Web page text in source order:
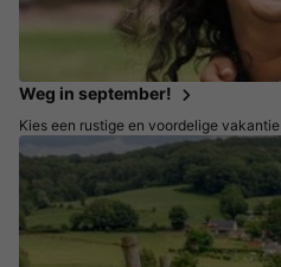
Weg in september!
Kies een rustige en voordelige vakantie